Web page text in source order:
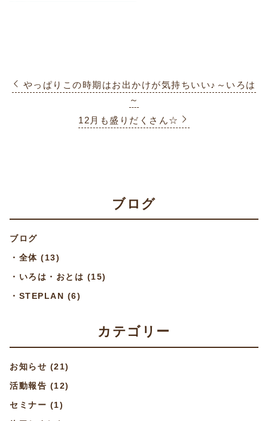
12月も盛りだくさん☆
やっぱりこの時期はお出かけが気持ちいい♪～いろは
～
ブログ
ブログ
・ 全体 (13)
・ いろは・おとは (15)
・ STEPLAN (6)
カテゴリー
お知らせ (21)
活動報告 (12)
セミナー (1)